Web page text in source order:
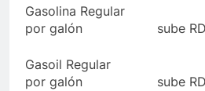
Gasolina Regular
por galón sube
Gasoil Regular
por galón sube